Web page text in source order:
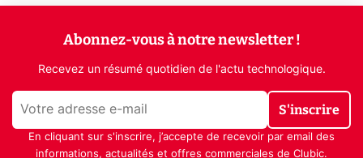
Abonnez-vous à notre newsletter !
Recevez un résumé quotidien de l'actu technologique.
S'inscrire
En cliquant sur s'inscrire, j’accepte de recevoir par email des
informations, actualités et offres commerciales de Clubic.